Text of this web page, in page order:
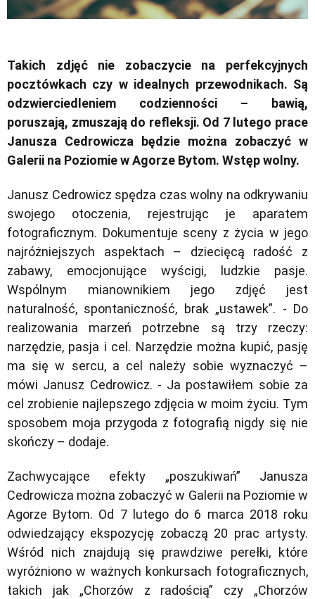
Takich zdjęć nie zobaczycie na perfekcyjnych
pocztówkach czy w idealnych przewodnikach. Są
odzwierciedleniem codzienności – bawią,
poruszają, zmuszają do refleksji. Od 7 lutego prace
Janusza Cedrowicza będzie można zobaczyć w
Galerii na Poziomie w Agorze Bytom. Wstęp wolny.
Janusz Cedrowicz spędza czas wolny na odkrywaniu
swojego otoczenia, rejestrując je aparatem
fotograficznym. Dokumentuje sceny z życia w jego
najróżniejszych aspektach – dziecięcą radość z
zabawy, emocjonujące wyścigi, ludzkie pasje.
Wspólnym mianownikiem jego zdjęć jest
naturalność, spontaniczność, brak „ustawek”. - Do
realizowania marzeń potrzebne są trzy rzeczy:
narzędzie, pasja i cel. Narzędzie można kupić, pasję
ma się w sercu, a cel należy sobie wyznaczyć –
mówi Janusz Cedrowicz. - Ja postawiłem sobie za
cel zrobienie najlepszego zdjęcia w moim życiu. Tym
sposobem moja przygoda z fotografią nigdy się nie
skończy – dodaje.
Zachwycające efekty „poszukiwań” Janusza
Cedrowicza można zobaczyć w Galerii na Poziomie w
Agorze Bytom. Od 7 lutego do 6 marca 2018 roku
odwiedzający ekspozycję zobaczą 20 prac artysty.
Wśród nich znajdują się prawdziwe perełki, które
wyróżniono w ważnych konkursach fotograficznych,
takich jak „Chorzów z radością” czy „Chorzów